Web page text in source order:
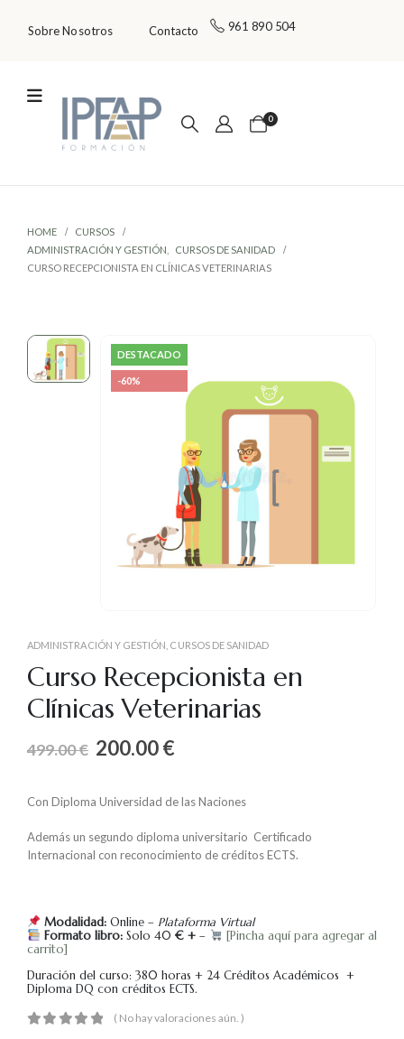
Sobre Nosotros Contacto 961 890 504
0
HOME
CURSOS
ADMINISTRACIÓN Y GESTIÓN
CURSOS DE SANIDAD
CURSO RECEPCIONISTA EN CLÍNICAS VETERINARIAS
DESTACADO
-60%
ADMINISTRACIÓN Y GESTIÓN CURSOS DE SANIDAD
Curso Recepcionista en
Clínicas Veterinarias
499.00€ 200.00€
Con Diploma Universidad de las Naciones
Además un segundo diploma universitario Certificado
Internacional con reconocimiento de créditos ECTS.
Modalidad:Online – Plataforma Virtual
Formato libro:Solo 40 € +–
[Pincha aquí para agregar al
carrito]
Duración del curso: 380 horas + 24 Créditos Académicos +
Diploma DQ con créditos ECTS.
( No hay valoraciones aún. )